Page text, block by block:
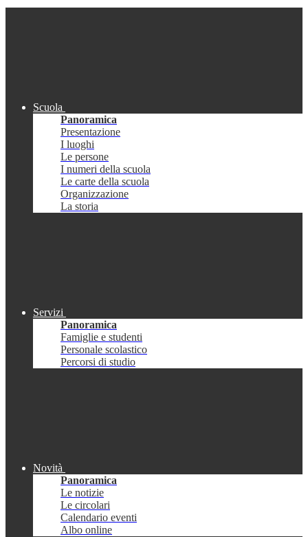
Scuola
Panoramica
Presentazione
I luoghi
Le persone
I numeri della scuola
Le carte della scuola
Organizzazione
La storia
Servizi
Panoramica
Famiglie e studenti
Personale scolastico
Percorsi di studio
Novità
Panoramica
Le notizie
Le circolari
Calendario eventi
Albo online